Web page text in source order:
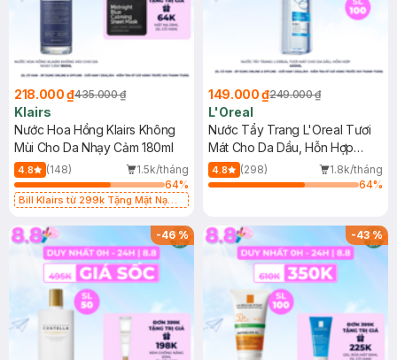
218.000 ₫435.000 ₫
Klairs
Nước Hoa Hồng Klairs Không
Mùi Cho Da Nhạy Cảm 180ml
4.8 (148)
1.5k/tháng
64%
Bill Klairs từ 299k Tặng Mặt Nạ
25ml (SL Có Hạn)
149.000 ₫249.000 ₫
L'Oreal
Nước Tẩy Trang L'Oreal Tươi
Mát Cho Da Dầu, Hỗn Hợp
400ml
4.8 (298)
1.8k/tháng
64%
-46% -43%